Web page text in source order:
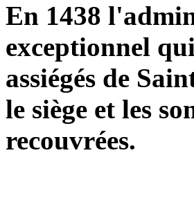
En 1438
exceptionnel
assiégés de
le siège et les
recouvrées.